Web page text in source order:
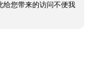
给您带来的访问不便我